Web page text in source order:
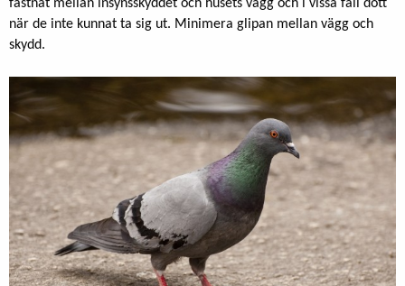
fastnat mellan insynsskyddet och husets vägg och i vissa fall dött
när de inte kunnat ta sig ut. Minimera glipan mellan vägg och
skydd.